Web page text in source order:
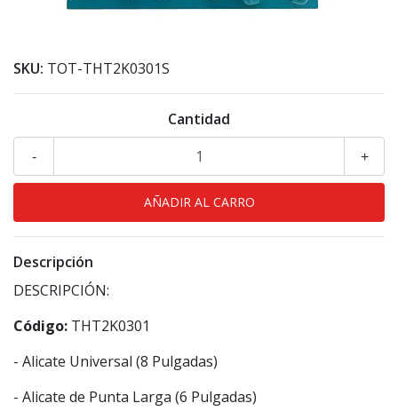
SKU: TOT-THT2K0301S
Cantidad
+
-
Descripción
DESCRIPCIÓN:
Código: THT2K0301
- Alicate Universal (8 Pulgadas)
- Alicate de Punta Larga (6 Pulgadas)